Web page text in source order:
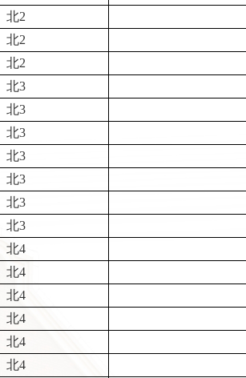
北2
北2
北2
北3
北3
北3
北3
北3
北3
北3
北4
北4
北4
北4
北4
北4